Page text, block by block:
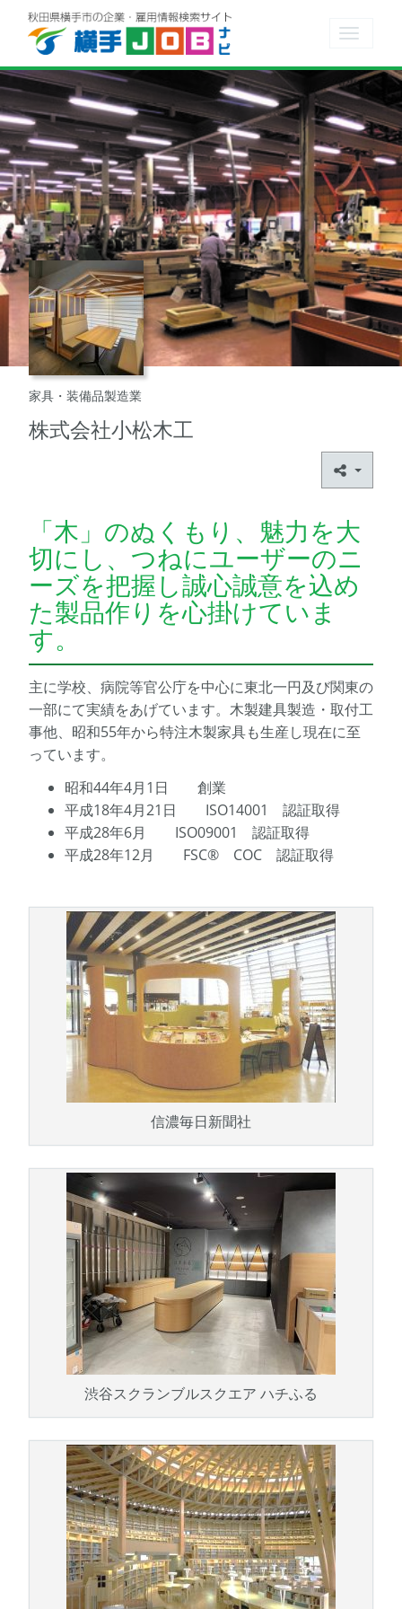
Toggle
家具・装備品製造業
株式会社小松木工
「木」のぬくもり、魅力を大
切にし、つねにユーザーのニ
ーズを把握し誠心誠意を込め
た製品作りを心掛けていま
す。
主に学校、病院等官公庁を中心に東北一円及び関東の
一部にて実績をあげています。木製建具製造・取付工
事他、昭和55年から特注木製家具も生産し現在に至
っています。
昭和44年4月1日 創業
平成18年4月21日 ISO14001 認証取得
平成28年6月 ISO09001 認証取得
平成28年12月 FSC® COC 認証取得
信濃毎日新聞社
渋谷スクランブルスクエア ハチふる